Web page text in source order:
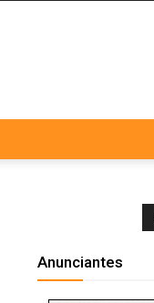
Anunciantes